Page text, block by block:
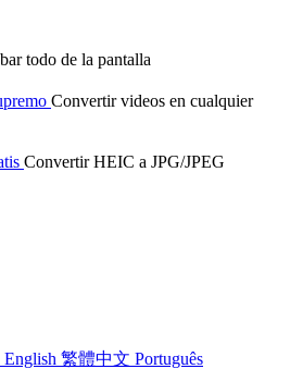
todo de la pantalla
Convertir videos en cualquier
Convertir HEIC a JPG/JPEG
English 繁體中文 Português